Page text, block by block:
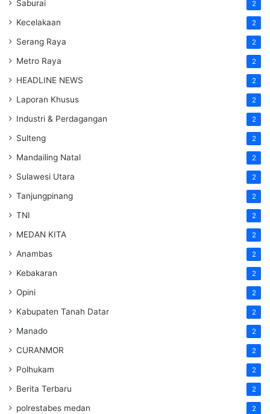
Saburai 2
Kecelakaan 2
Serang Raya 2
Metro Raya 2
HEADLINE NEWS 2
Laporan Khusus 2
Industri & Perdagangan 2
Sulteng 2
Mandailing Natal 2
Sulawesi Utara 2
Tanjungpinang 2
TNI 2
MEDAN KITA 2
Anambas 2
Kebakaran 2
Opini 2
Kabupaten Tanah Datar 2
Manado 2
CURANMOR 2
Polhukam 2
Berita Terbaru 2
polrestabes medan 2